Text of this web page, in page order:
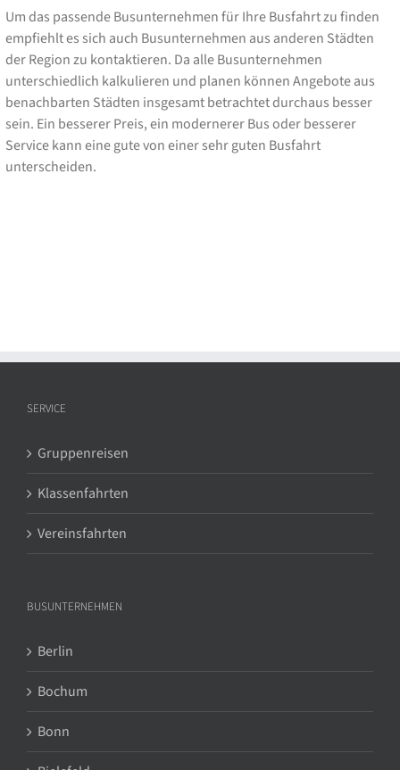
Um das passende Busunternehmen für Ihre Busfahrt zu finden
empfiehlt es sich auch Busunternehmen aus anderen Städten
der Region zu kontaktieren. Da alle Busunternehmen
unterschiedlich kalkulieren und planen können Angebote aus
benachbarten Städten insgesamt betrachtet durchaus besser
sein. Ein besserer Preis, ein modernerer Bus oder besserer
Service kann eine gute von einer sehr guten Busfahrt
unterscheiden.
SERVICE
Gruppenreisen
Klassenfahrten
Vereinsfahrten
BUSUNTERNEHMEN
Berlin
Bochum
Bonn